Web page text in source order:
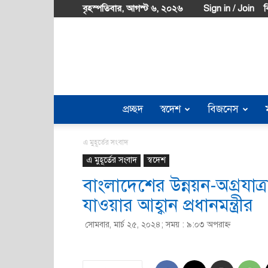
বৃহস্পতিবার, আগস্ট ৬, ২০২৬ Sign in / Join
প্রচ্ছদ স্বদেশ বিজনেস
এ মুহূর্তের সংবাদ
এ মুহূর্তের সংবাদ স্বদেশ
বাংলাদেশের উন্নয়ন-
যাওয়ার আহ্বান প্রধানমন্ত্রীর
সোমবার, মার্চ ২৫, ২০২৪; সময় : ৯:০৩ অপরাহ্ণ